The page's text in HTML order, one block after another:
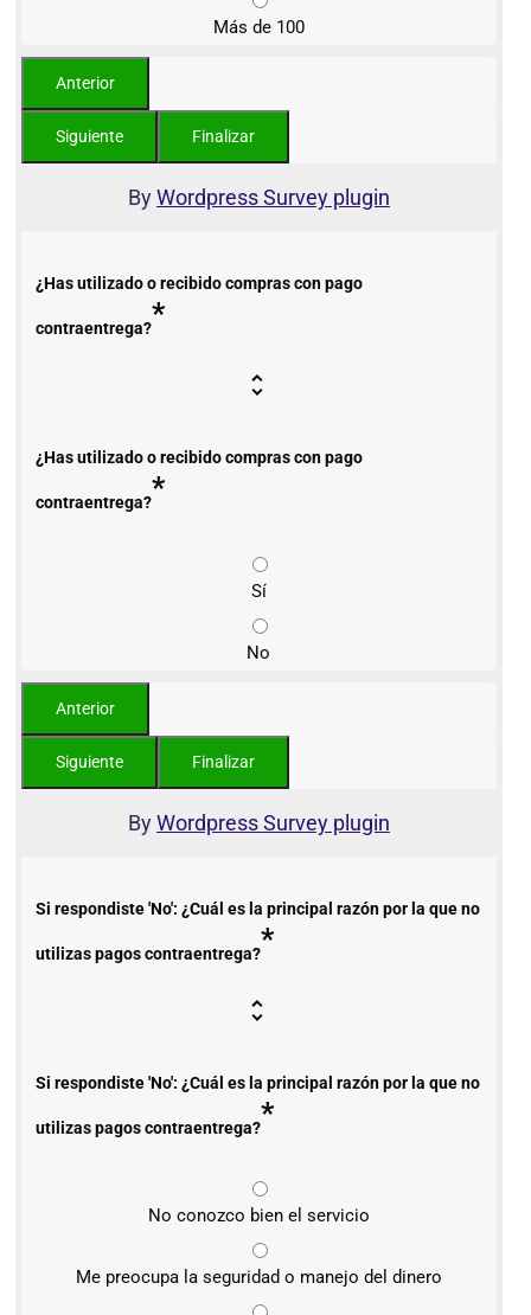
Más de 100
ByWordpress Survey plugin
¿Has utilizado o recibido compras con pago
contraentrega?*
¿Has utilizado o recibido compras con pago
contraentrega?*
Sí
No
ByWordpress Survey plugin
Si respondiste 'No': ¿Cuál es la principal razón por la que no
utilizas pagos contraentrega?*
Si respondiste 'No': ¿Cuál es la principal razón por la que no
utilizas pagos contraentrega?*
No conozco bien el servicio
Me preocupa la seguridad o manejo del dinero